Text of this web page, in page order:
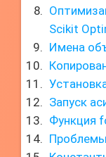
Scikit
Имена
Запуск
Функция